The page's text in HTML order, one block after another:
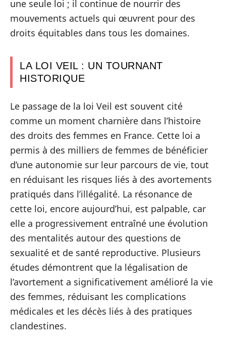
une seule loi ; il continue de nourrir des
mouvements actuels qui œuvrent pour des
droits équitables dans tous les domaines.
LA LOI VEIL : UN TOURNANT
HISTORIQUE
Le passage de la loi Veil est souvent cité
comme un moment charnière dans l’histoire
des droits des femmes en France. Cette loi a
permis à des milliers de femmes de bénéficier
d’une autonomie sur leur parcours de vie, tout
en réduisant les risques liés à des avortements
pratiqués dans l’illégalité. La résonance de
cette loi, encore aujourd’hui, est palpable, car
elle a progressivement entraîné une évolution
des mentalités autour des questions de
sexualité et de santé reproductive. Plusieurs
études démontrent que la légalisation de
l’avortement a significativement amélioré la vie
des femmes, réduisant les complications
médicales et les décès liés à des pratiques
clandestines.